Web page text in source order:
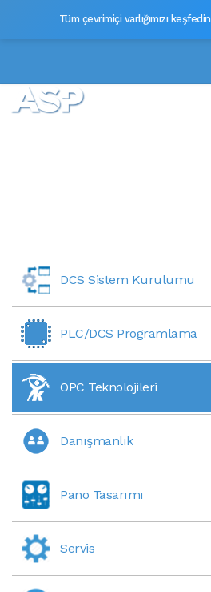
Tüm çevrimiçi varlığımızı keşfedin
DCS Sistem Kurulumu
PLC/DCS Programlama
OPC Teknolojileri
Danışmanlık
Pano Tasarımı
Servis